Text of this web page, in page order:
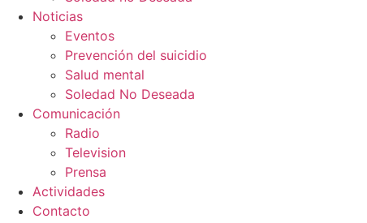
Noticias
Eventos
Prevención del suicidio
Salud mental
Soledad No Deseada
Comunicación
Radio
Television
Prensa
Actividades
Contacto